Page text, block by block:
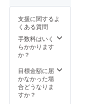
す。 ※
皆様の
応援購
入によ
り量産
効率が
合、正
規販売
価格が
違う可
ござい
ます。
製品の
性能は
変わり
ん。 ※
製造過
程や輸
送の都
支援に関するよ
くある質問
手数料はいく
らかかります
か？
目標金額に届
かなかった場
合どうなりま
すか？